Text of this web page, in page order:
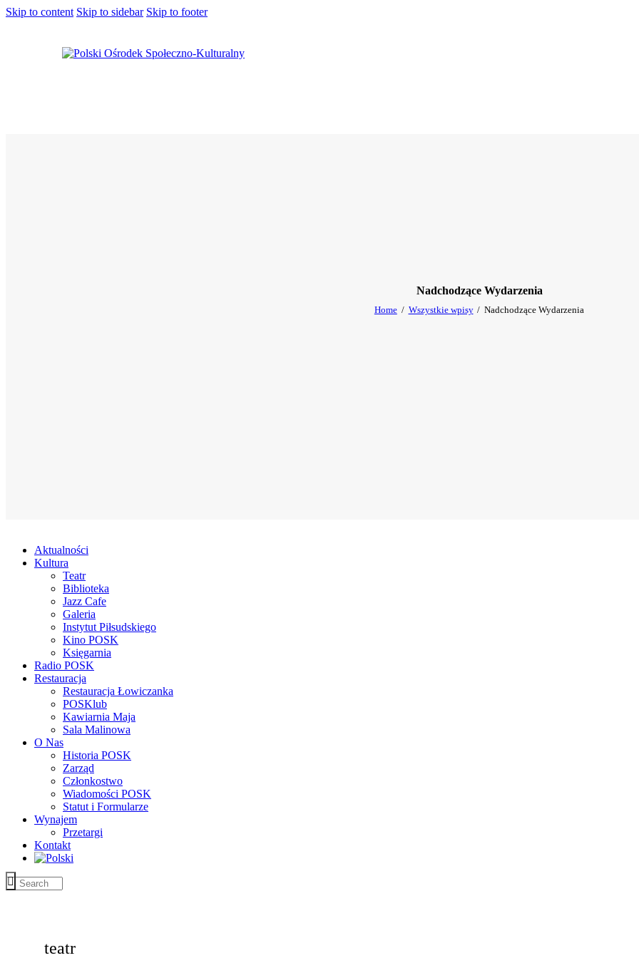
Skip to content Skip to sidebar Skip to footer
Nadchodzące Wydarzenia
Home Wszystkie wpisy Nadchodzące Wydarzenia
Aktualności
Kultura
Teatr
Biblioteka
Jazz Cafe
Galeria
Instytut Piłsudskiego
Kino POSK
Księgarnia
Radio POSK
Restauracja
Restauracja Łowiczanka
POSKlub
Kawiarnia Maja
Sala Malinowa
O Nas
Historia POSK
Zarząd
Członkostwo
Wiadomości POSK
Statut i Formularze
Wynajem
Przetargi
Kontakt
teatr